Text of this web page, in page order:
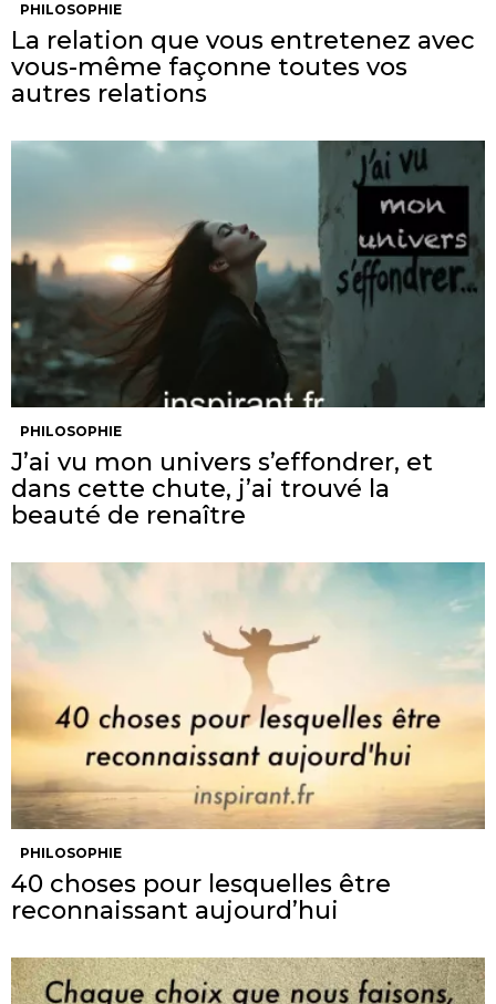
PHILOSOPHIE
La relation que vous entretenez avec
vous-même façonne toutes vos
autres relations
PHILOSOPHIE
J’ai vu mon univers s’effondrer, et
dans cette chute, j’ai trouvé la
beauté de renaître
PHILOSOPHIE
40 choses pour lesquelles être
reconnaissant aujourd’hui